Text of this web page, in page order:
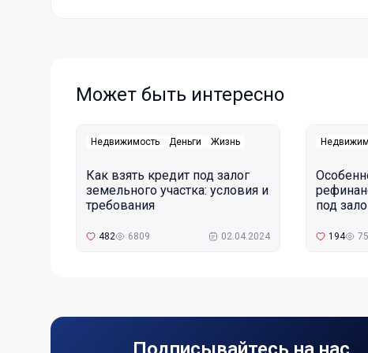
Может быть интересно
Недвижимость Деньги Жизнь
Как взять кредит под залог
земельного участка: условия и
требования
482 6809 02.04.2024
под
194